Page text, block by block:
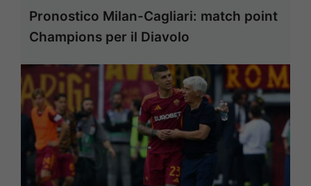
Pronostico Milan-Cagliari: match point
Champions per il Diavolo